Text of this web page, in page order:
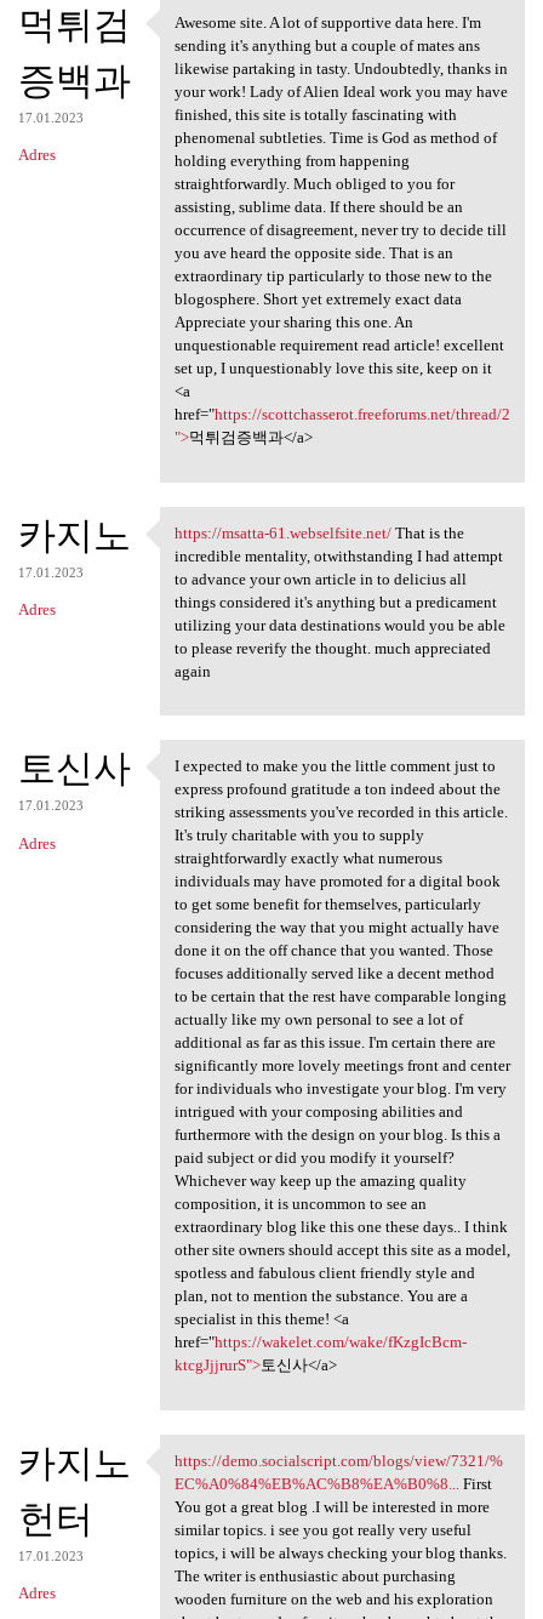
먹튀검
증백과
17.01.2023
Adres
Awesome site. A lot of
Awesome site. A lot of supportive data here. I'm
sending it's anything but a couple of mates ans
likewise partaking in tasty. Undoubtedly, thanks in
your work! Lady of Alien Ideal work you may have
finished, this site is totally fascinating with
phenomenal subtleties. Time is God as method of
holding everything from happening
straightforwardly. Much obliged to you for
assisting, sublime data. If there should be an
occurrence of disagreement, never try to decide till
you ave heard the opposite side. That is an
extraordinary tip particularly to those new to the
blogosphere. Short yet extremely exact data
Appreciate your sharing this one. An
unquestionable requirement read article! excellent
set up, I unquestionably love this site, keep on it
<a
href="https://scottchasserot.freeforums.net/thread/2
">먹튀검증백과</a>
카지노
17.01.2023
Adres
https://msatta-61.webselfsite
https://msatta-61.webselfsite.net/That is the
incredible mentality, otwithstanding I had attempt
to advance your own article in to delicius all
things considered it's anything but a predicament
utilizing your data destinations would you be able
to please reverify the thought. much appreciated
again
토신사
17.01.2023
Adres
I expected to make you the
I expected to make you the little comment just to
express profound gratitude a ton indeed about the
striking assessments you've recorded in this article.
It's truly charitable with you to supply
straightforwardly exactly what numerous
individuals may have promoted for a digital book
to get some benefit for themselves, particularly
considering the way that you might actually have
done it on the off chance that you wanted. Those
focuses additionally served like a decent method
to be certain that the rest have comparable longing
actually like my own personal to see a lot of
additional as far as this issue. I'm certain there are
significantly more lovely meetings front and center
for individuals who investigate your blog. I'm very
intrigued with your composing abilities and
furthermore with the design on your blog. Is this a
paid subject or did you modify it yourself?
Whichever way keep up the amazing quality
composition, it is uncommon to see an
extraordinary blog like this one these days.. I think
other site owners should accept this site as a model,
spotless and fabulous client friendly style and
plan, not to mention the substance. You are a
specialist in this theme! <a
href="https://wakelet.com/wake/fKzgIcBcm-
ktcgJjjrurS">토신사</a>
카지노
헌터
17.01.2023
Adres
https://demo.socialscript.com
https://demo.socialscript.com/blogs/view/7321/%
EC%A0%84%EB%AC%B8%EA%B0%8...
First
You got a great blog .I will be interested in more
similar topics. i see you got really very useful
topics, i will be always checking your blog thanks.
The writer is enthusiastic about purchasing
wooden furniture on the web and his exploration